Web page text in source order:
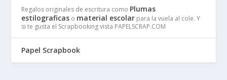
Regalos originales de escritura como Plumas
estilograficas o material escolar para la vuela al cole. Y
si te gusta el Scrapbooking vista PAPELSCRAP.COM
Papel Scrapbook